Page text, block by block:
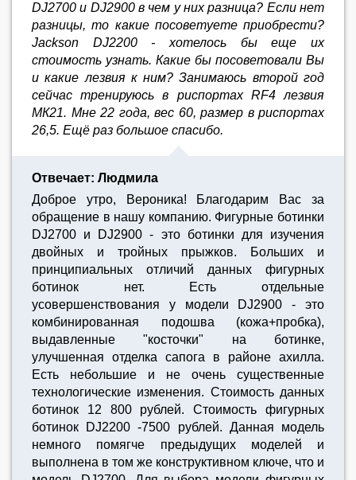
DJ2700 и DJ2900 в чем у них разница? Если нет
разницы, то какие посоветуете приобрести?
Jackson DJ2200 - хотелось бы еще их
стоимость узнать. Какие бы посоветовали Вы
и какие лезвия к ним? Занимаюсь второй год
сейчас тренируюсь в риспортах RF4 лезвия
МК21. Мне 22 года, вес 60, размер в риспортах
26,5. Ещё раз большое спасибо.
Отвечает: Людмила
Доброе утро, Вероника! Благодарим Вас за
обращение в нашу компанию. Фигурные ботинки
DJ2700 и DJ2900 - это ботинки для изучения
двойных и тройных прыжков. Больших и
принципиальных отличий данных фигурных
ботинок нет. Есть отдельные
усовершенствования у модели DJ2900 - это
комбинированная подошва (кожа+пробка),
выдавленные "косточки" на ботинке,
улучшенная отделка сапога в районе ахилла.
Есть небольшие и не очень существенные
технологические изменения. Стоимость данных
ботинок 12 800 рублей. Стоимость фигурных
ботинок DJ2200 -7500 рублей. Данная модель
немного помягче предыдущих моделей и
выполнена в том же конструктивном ключе, что и